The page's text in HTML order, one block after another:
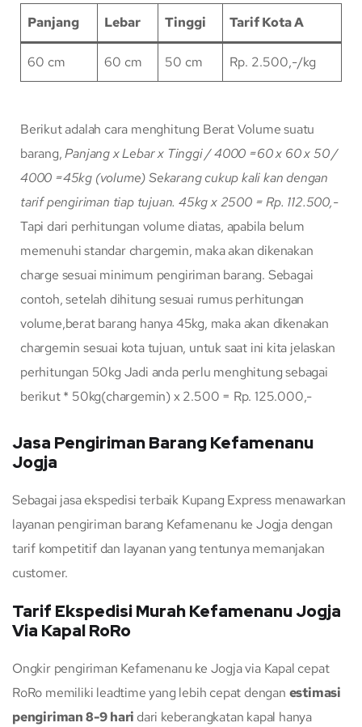
Panjang Lebar Tinggi Tarif Kota A
60 cm 60 cm 50 cm Rp. 2.500,-/kg
Berikut adalah cara menghitung Berat Volume suatu
barang,Panjang x Lebar x Tinggi / 4000 =60 x 60 x 50 /
4000 =45kg (volume)Sekarang cukup kali kan dengan
tarif pengiriman tiap tujuan. 45kg x 2500 = Rp. 112.500,-
Tapi dari perhitungan volume diatas, apabila belum
memenuhi standar chargemin, maka akan dikenakan
charge sesuai minimum pengiriman barang. Sebagai
contoh, setelah dihitung sesuai rumus perhitungan
volume,berat barang hanya 45kg, maka akan dikenakan
chargemin sesuai kota tujuan, untuk saat ini kita jelaskan
perhitungan 50kg Jadi anda perlu menghitung sebagai
berikut * 50kg(chargemin) x 2.500 = Rp. 125.000,-
Jasa Pengiriman Barang Kefamenanu
Jogja
Sebagai jasa ekspedisi terbaik Kupang Express menawarkan
layanan pengiriman barang Kefamenanu ke Jogja dengan
tarif kompetitif dan layanan yang tentunya memanjakan
customer.
Tarif Ekspedisi Murah Kefamenanu Jogja
Via Kapal RoRo
Ongkir pengiriman Kefamenanu ke Jogja via Kapal cepat
RoRo memiliki leadtime yang lebih cepat dengan estimasi
pengiriman 8-9 hari dari keberangkatan kapal hanya